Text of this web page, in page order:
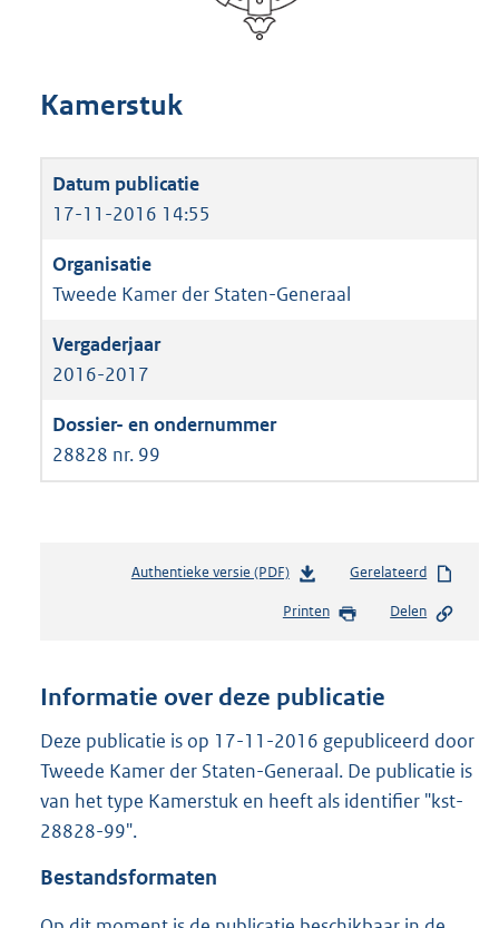
Kamerstuk
17-11-2016 14:55
Tweede Kamer der Staten-Generaal
2016-2017
28828 nr. 99
Authentieke versie (PDF)b
s
n
s
r
o
:
Gerelateerd
Printen Delen
Informatie over deze publicatie
Deze publicatie is op 17-11-2016 gepubliceerd door
Tweede Kamer der Staten-Generaal. De publicatie is
van het type Kamerstuk en heeft als identifier "kst-
28828-99".
Bestandsformaten